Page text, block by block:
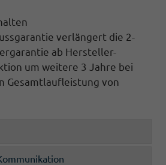
verlängert die 2-
ab Hersteller-
um weitere 3 Jahre bei
Gesamtlaufleistung von